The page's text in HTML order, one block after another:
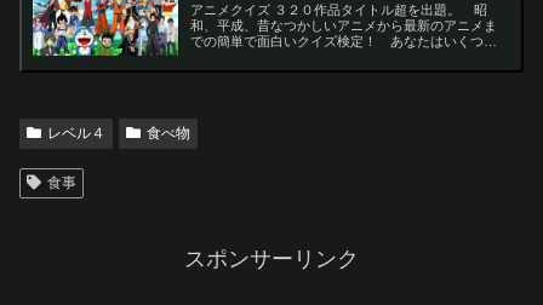
アニメクイズ ３２０作品タイトル超を出題。 昭
和、平成、昔なつかしいアニメから最新のアニメま
での簡単で面白いクイズ検定！ あなたはいくつわ
ど一問一答から3択・4択問題までの小学生の簡単問
レベル４ 食べ物
食事
スポンサーリンク